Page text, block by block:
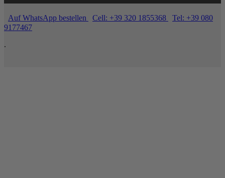
Auf WhatsApp bestellen Cell: +39 320 1855368
Tel: +39 080
9177467
.